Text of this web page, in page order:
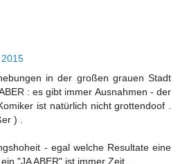
in der großen grauen Stadt
: es gibt immer Ausnahmen - der
ist natürlich nicht grottendoof .
) .
- egal welche Resultate eine
"JA ABER" ist immer Zeit .